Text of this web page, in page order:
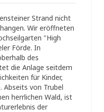
Strand nicht
Wir eröffneten
"High
Förde. In
des
die Anlage seitdem
für Kinder,
Abseits von Trubel
herrlichen Wald, ist
der